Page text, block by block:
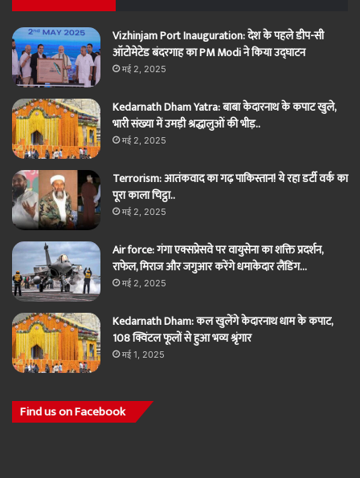
Vizhinjam Port Inauguration: देश के पहले डीप-सी
ऑटोमेटेड बंदरगाह का PM Modi ने किया उद्घाटन
मई 2, 2025
Kedarnath Dham Yatra: बाबा केदारनाथ के कपाट खुले,
भारी संख्या में उमड़ी श्रद्धालुओं की भीड़..
मई 2, 2025
Terrorism: आतंकवाद का गढ़ पाकिस्तान! ये रहा डर्टी वर्क का
पूरा काला चिट्ठा..
मई 2, 2025
Air force: गंगा एक्सप्रेसवे पर वायुसेना का शक्ति प्रदर्शन,
राफेल, मिराज और जगुआर करेंगे धमाकेदार लैंडिंग…
मई 2, 2025
Kedarnath Dham: कल खुलेंगे केदारनाथ धाम के कपाट,
108 क्विंटल फूलों से हुआ भव्य श्रृंगार
मई 1, 2025
Find us on Facebook